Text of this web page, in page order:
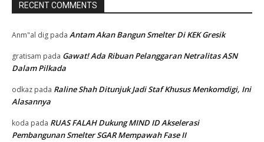
RECENT COMMENTS
Anm"al dig pada Antam Akan Bangun Smelter Di KEK Gresik
gratisam pada Gawat! Ada Ribuan Pelanggaran Netralitas ASN
Dalam Pilkada
odkaz pada Raline Shah Ditunjuk Jadi Staf Khusus Menkomdigi, Ini
Alasannya
koda pada RUAS FALAH Dukung MIND ID Akselerasi
Pembangunan Smelter SGAR Mempawah Fase II